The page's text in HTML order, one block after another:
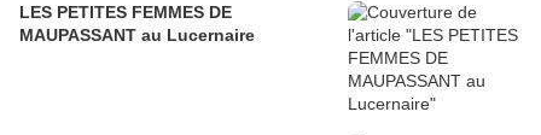
LES PETITES FEMMES DE
MAUPASSANT au Lucernaire